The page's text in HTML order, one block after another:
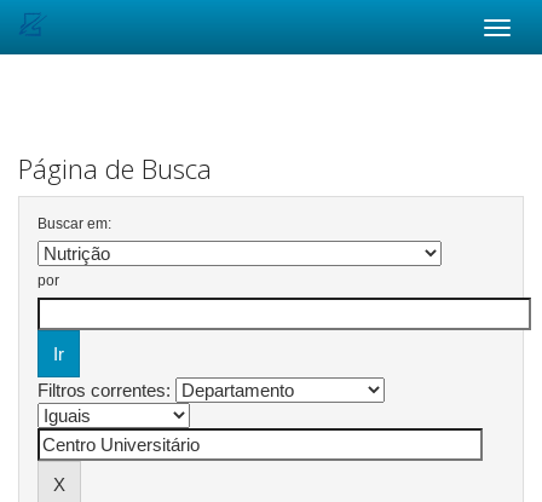
Página de Busca
Buscar em:
por
Filtros correntes: